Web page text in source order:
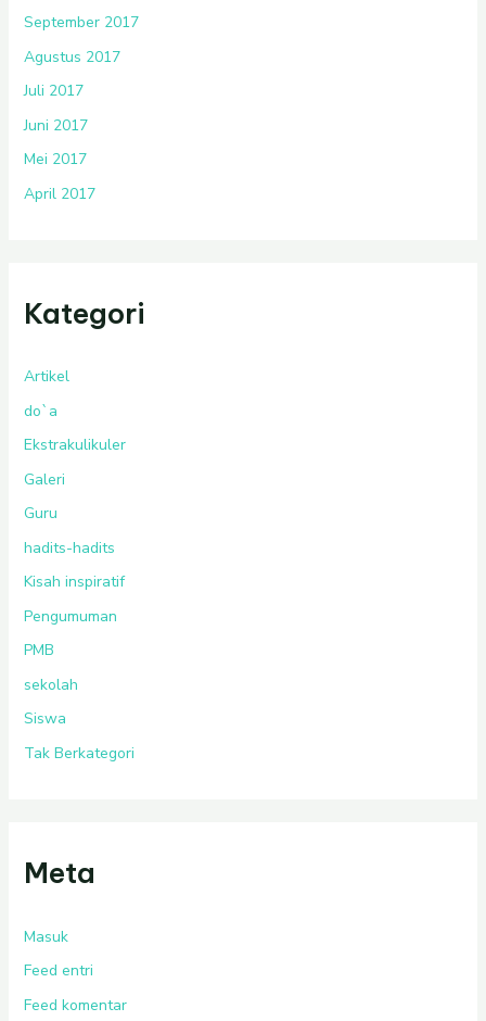
September 2017
Agustus 2017
Juli 2017
Juni 2017
Mei 2017
April 2017
Kategori
Artikel
do`a
Ekstrakulikuler
Galeri
Guru
hadits-hadits
Kisah inspiratif
Pengumuman
PMB
sekolah
Siswa
Tak Berkategori
Meta
Masuk
Feed entri
Feed komentar